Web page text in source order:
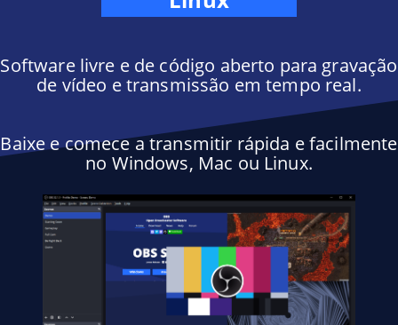
Software livre e de código aberto para gravação
de vídeo e transmissão em tempo real.
Baixe e comece a transmitir rápida e facilmente
no Windows, Mac ou Linux.